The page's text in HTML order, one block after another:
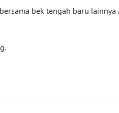
bek tengah baru